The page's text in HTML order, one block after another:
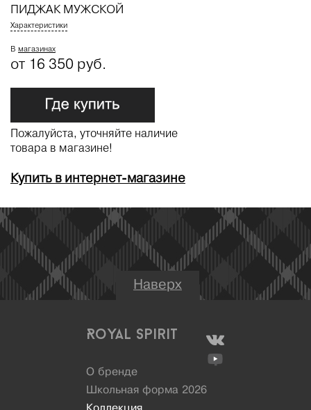
ПИДЖАК МУЖСКОЙ
Характеристики
В магазинах
от 16 350 руб.
Пожалуйста, уточняйте наличие
товара в магазине!
Купить в интернет-магазине
Наверх
Royal Spirit
О бренде
Школьная форма 2026